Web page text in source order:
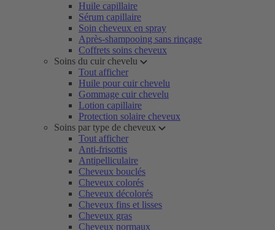
Huile capillaire
Sérum capillaire
Soin cheveux en spray
Après-shampooing sans rinçage
Coffrets soins cheveux
Soins du cuir chevelu
Tout afficher
Huile pour cuir chevelu
Gommage cuir chevelu
Lotion capillaire
Protection solaire cheveux
Soins par type de cheveux
Tout afficher
Anti-frisottis
Antipelliculaire
Cheveux bouclés
Cheveux colorés
Cheveux décolorés
Cheveux fins et lisses
Cheveux gras
Cheveux normaux